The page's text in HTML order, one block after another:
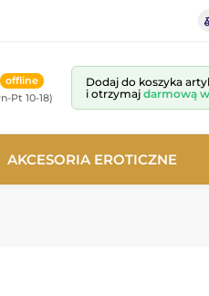
offline
Pt 10-18)
Dodaj do koszyka
i otrzymaj darmową
AKCESORIA EROTICZNE